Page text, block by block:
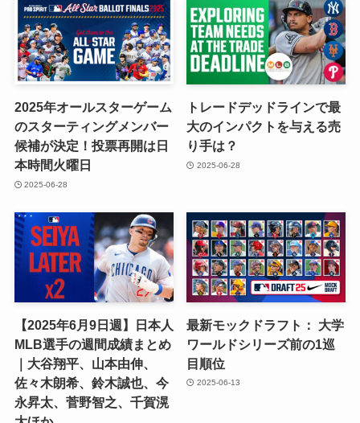
2025年オールスターゲーム
のスターティングメンバー
候補が決定！投票再開は日
本時間火曜日
2025-06-28
トレードデッドラインで最
大のインパクトを与える売
り手は？
2025-06-28
【2025年6月9日週】日本人
MLB選手の週間成績まとめ
｜大谷翔平、山本由伸、
佐々木朗希、鈴木誠也、今
永昇太、菅野智之、千賀滉
最新モックドラフト： 大学
ワールドシリーズ前の1巡
目順位
2025-06-13